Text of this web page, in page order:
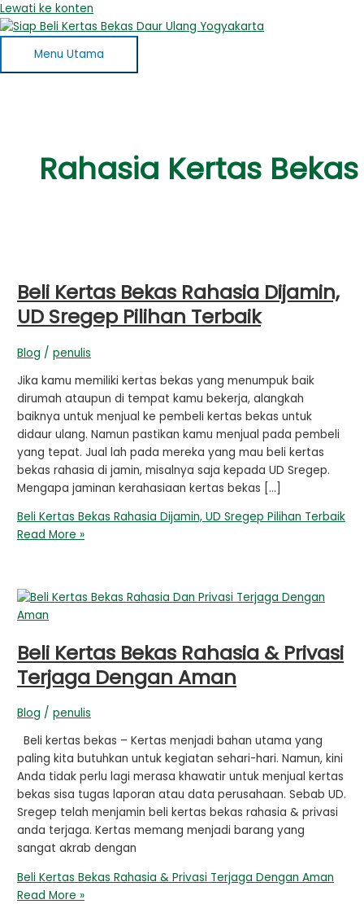
Lewati ke konten
Menu Utama
Rahasia Kertas Bekas
Beli Kertas Bekas Rahasia Dijamin,
UD Sregep Pilihan Terbaik
Blog /penulis
Jika kamu memiliki kertas bekas yang menumpuk baik
dirumah ataupun di tempat kamu bekerja, alangkah
baiknya untuk menjual ke pembeli kertas bekas untuk
didaur ulang. Namun pastikan kamu menjual pada pembeli
yang tepat. Jual lah pada mereka yang mau beli kertas
bekas rahasia di jamin, misalnya saja kepada UD Sregep.
Mengapa jaminan kerahasiaan kertas bekas […]
Beli Kertas Bekas Rahasia Dijamin, UD Sregep Pilihan Terbaik
Read More »
Beli Kertas Bekas Rahasia & Privasi
Terjaga Dengan Aman
Blog /penulis
Beli kertas bekas – Kertas menjadi bahan utama yang
paling kita butuhkan untuk kegiatan sehari-hari. Namun, kini
Anda tidak perlu lagi merasa khawatir untuk menjual kertas
bekas sisa tugas laporan atau data perusahaan. Sebab UD.
Sregep telah menjamin beli kertas bekas rahasia & privasi
anda terjaga. Kertas memang menjadi barang yang
sangat akrab dengan
Beli Kertas Bekas Rahasia & Privasi Terjaga Dengan Aman
Read More »